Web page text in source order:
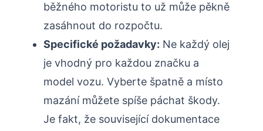
běžného motoristu to už může pěkně
zasáhnout do rozpočtu.
Specifické požadavky: Ne každý olej
je vhodný pro každou značku a
model vozu. Vyberte špatně a místo
mazání můžete spíše páchat škody.
Je fakt, že související dokumentace